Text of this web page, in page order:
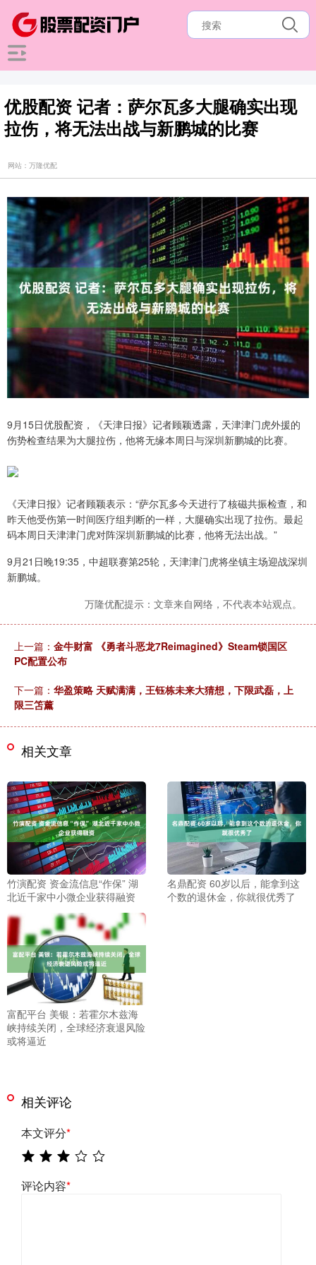
优股配资 记者：萨尔瓦多大腿确实出现
拉伤，将无法出战与新鹏城的比赛
网站：万隆优配
9月15日优股配资，《天津日报》记者顾颖透露，天津津门虎外援的
伤势检查结果为大腿拉伤，他将无缘本周日与深圳新鹏城的比赛。
《天津日报》记者顾颖表示：“萨尔瓦多今天进行了核磁共振检查，和
昨天他受伤第一时间医疗组判断的一样，大腿确实出现了拉伤。最起
码本周日天津津门虎对阵深圳新鹏城的比赛，他将无法出战。”
9月21日晚19:35，中超联赛第25轮，天津津门虎将坐镇主场迎战深圳
新鹏城。
万隆优配提示：文章来自网络，不代表本站观点。
上一篇： 金牛财富 《勇者斗恶龙7Reimagined》Steam锁国区
PC配置公布
下一篇： 华盈策略 天赋满满，王钰栋未来大猜想，下限武磊，上
限三笘薰
相关文章
竹演配资 资金流信息“作保” 湖
北近千家中小微企业获得融资
名鼎配资 60岁以后，能拿到这
个数的退休金，你就很优秀了
富配平台 美银：若霍尔木兹海
峡持续关闭，全球经济衰退风险
或将逼近
相关评论
本文评分*
评论内容*